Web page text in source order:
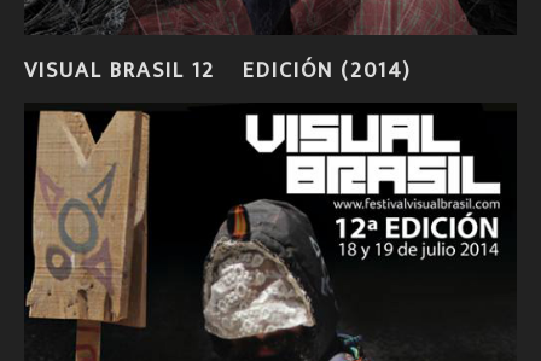
VISUAL BRASIL 12º EDICIÓN (2014)